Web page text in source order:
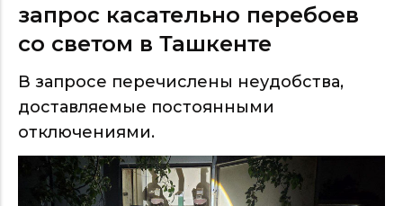
запрос касательно перебоев
со светом в Ташкенте
В запросе перечислены неудобства,
доставляемые постоянными
отключениями.